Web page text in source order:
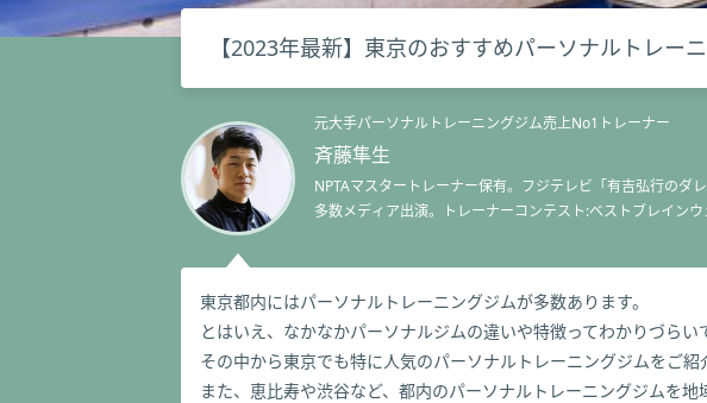
【2023年最新】東京のおすすめパーソナルトレー
元大手パーソナルトレーニングジム売上No1トレーナー
斉藤隼生
NPTAマスタートレーナー保有。フジテレビ「有吉弘行のダ
多数メディア出演。トレーナーコンテスト:ベストブレインウ
東京都内にはパーソナルトレーニングジムが多数あります。
とはいえ、なかなかパーソナルジムの違いや特徴ってわかりづらい
その中から東京でも特に人気のパーソナルトレーニングジムをご紹
また、恵比寿や渋谷など、都内のパーソナルトレーニングジムを